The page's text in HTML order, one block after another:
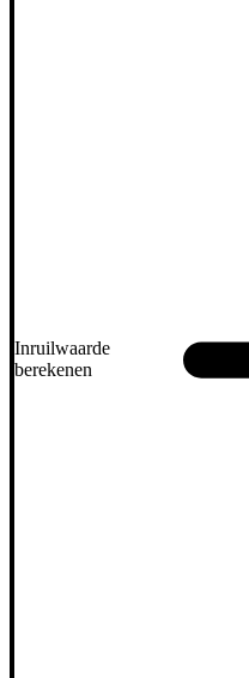
Inruilwaarde
berekenen